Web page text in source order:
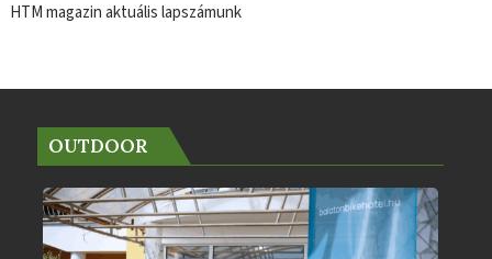
HTM magazin aktuális lapszámunk
OUTDOOR